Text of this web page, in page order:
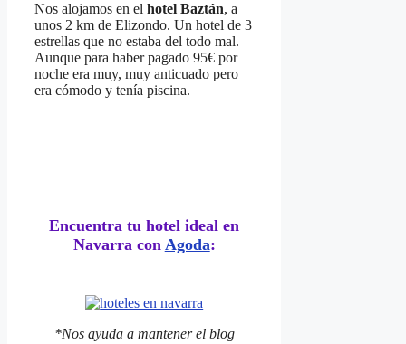
Nos alojamos en el hotel Baztán, a
unos 2 km de Elizondo. Un hotel de 3
estrellas que no estaba del todo mal.
Aunque para haber pagado 95€ por
noche era muy, muy anticuado pero
era cómodo y tenía piscina.
Encuentra tu hotel ideal en
Navarra con Agoda:
*Nos ayuda a mantener el blog